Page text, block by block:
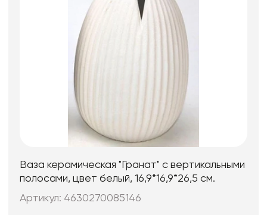
Ваза керамическая "Гранат" с вертикальными
полосами, цвет белый, 16,9*16,9*26,5 см.
Артикул: 4630270085146